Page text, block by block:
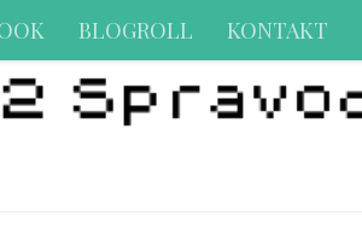
BLOGROLL KONTAKT